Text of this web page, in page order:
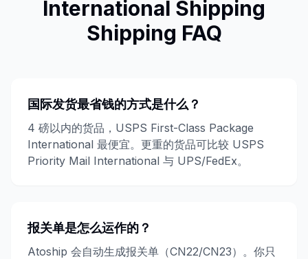
International Shipping
Shipping FAQ
国际发货最省钱的方式是什么？
4 磅以内的货品，USPS First-Class Package
International 最便宜。更重的货品可比较 USPS
Priority Mail International 与 UPS/FedEx。
报关单是怎么运作的？
Atoship 会自动生成报关单（CN22/CN23）。你只